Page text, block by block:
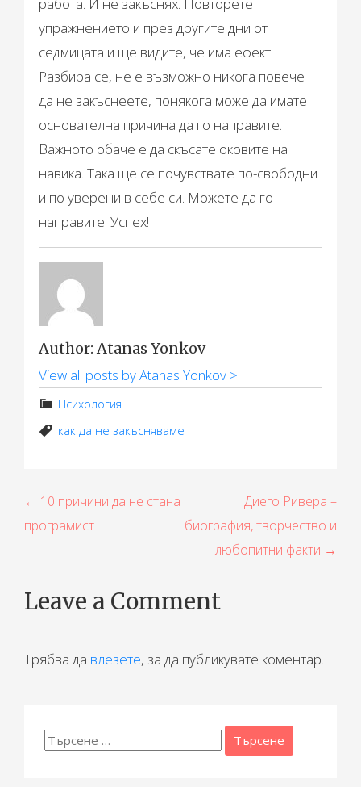
упражнението и през другите дни от
седмицата и ще видите, че има ефект.
Разбира се, не е възможно никога повече
да не закъснеете, понякога може да имате
основателна причина да го направите.
Важното обаче е да скъсате оковите на
навика. Така ще се почувствате по-свободни
и по уверени в себе си. Можете да го
направите! Успех!
Author: Atanas Yonkov
View all posts by Atanas Yonkov >
Психология
как да не закъсняваме
Н
а
и
а
← 10 причини да не стана
програмист
Диего Ривера –
биография, творчество и
любопитни факти →
Leave a Comment
Трябва да влезете, за да публикувате коментар.
Търсене